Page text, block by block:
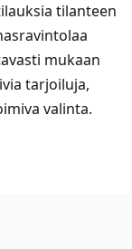
tilanteen
mukaan
tarjoiluja,
valinta.